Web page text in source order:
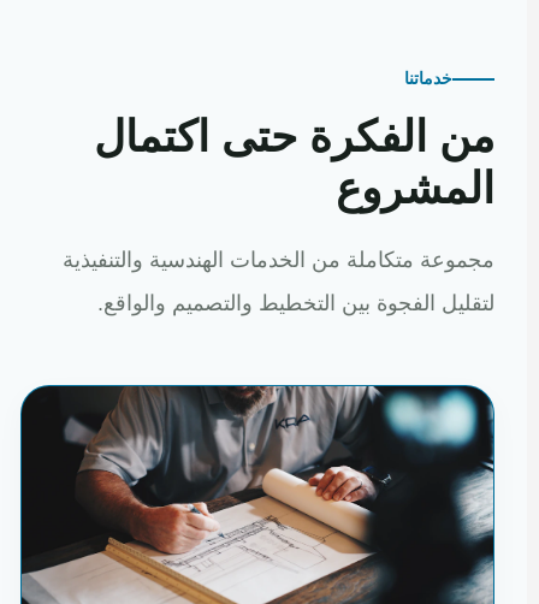
خدماتنا
من الفكرة حتى اكتمال
المشروع
مجموعة متكاملة من الخدمات الهندسية والتنفيذية
لتقليل الفجوة بين التخطيط والتصميم والواقع.